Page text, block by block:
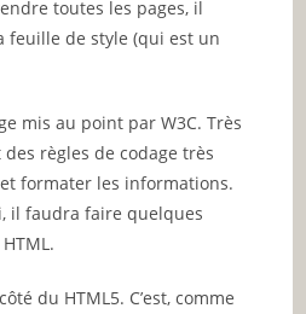
toutes les pages, il
de style (qui est un
mis au point par W3C. Très
règles de codage très
formater les informations.
il faudra faire quelques
du HTML5. C’est, comme